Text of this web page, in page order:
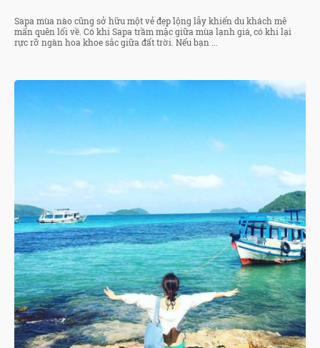
Sapa mùa nào cũng sở hữu một vẻ đẹp lộng lẫy khiến du khách mê
mẩn quên lối về. Có khi Sapa trầm mặc giữa mùa lạnh giá, có khi lại
rực rỡ ngàn hoa khoe sắc giữa đất trời. Nếu bạn ...